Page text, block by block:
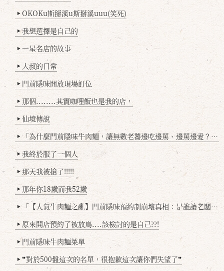
▶ OKOKu斯掰溪u斯掰溪uuu(笑死)
▶ 我想選擇是自己的
▶ 一星名店的故事
▶ 大叔的日常
▶ 門前隱味開放現場訂位
▶ 那個........其實咖哩飯也是我的店，
▶ 仙境傳說
▶ 「為什麼門前隱味牛肉麵，讓無數老饕邊吃邊罵、邊罵邊愛？小辣雞揭密！」
▶ 我終於服了一個人
▶ 那天我被搶了!!!!!
▶ 那年你18歲而我52歲
▶ 「【人氣牛肉麵之亂】門前隱味預約制崩壞真相：是誰讓老闆心灰意冷？」
▶ 原來開店預約了被放鳥....該檢討的是自己??!
▶ 門前隱味牛肉麵菜單
▶ ❞對於500盤這次的名單，很抱歉這次讓你們失望了❞